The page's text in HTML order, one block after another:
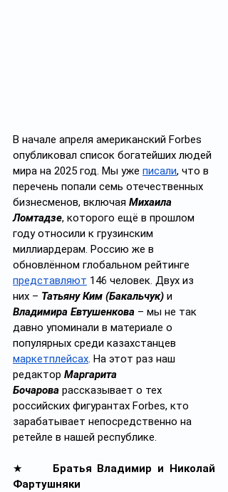
В начале апреля американский Forbes
опубликовал список богатейших людей
мира на 2025 год. Мы уже писали, что в
перечень попали семь отечественных
бизнесменов, включая Михаила
Ломтадзе, которого ещё в прошлом
году относили к грузинским
миллиардерам. Россию же в
обновлённом глобальном рейтинге
представляют 146 человек. Двух из
них – Татьяну Ким (Бакальчук) и
Владимира Евтушенкова – мы не так
давно упоминали в материале о
популярных среди казахстанцев
маркетплейсах. На этот раз наш
редактор Маргарита
Бочарова рассказывает о тех
российских фигурантах Forbes, кто
зарабатывает непосредственно на
ретейле в нашей республике.
★ Братья Владимир и Николай
Фартушняки